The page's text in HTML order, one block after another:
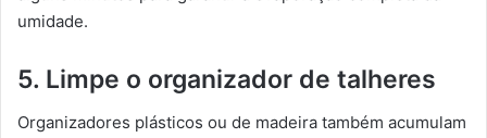
umidade.
5. Limpe o organizador de talheres
Organizadores plásticos ou de madeira também acumulam